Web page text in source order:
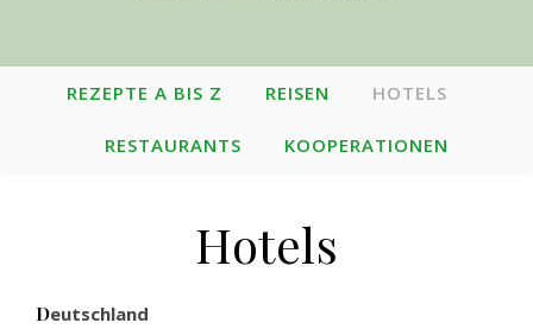
REZEPTE A BIS Z REISEN HOTELS
RESTAURANTS KOOPERATIONEN
Hotels
Deutschland